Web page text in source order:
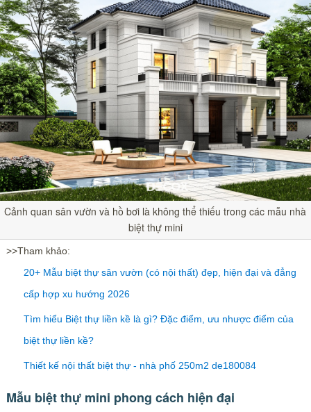
Cảnh quan sân vườn và hồ bơi là không thể thiếu trong các mẫu nhà
biệt thự mini
>>Tham khảo:
20+ Mẫu biệt thự sân vườn (có nội thất) đẹp, hiện đại và đẳng
cấp hợp xu hướng 2026
Tìm hiểu Biệt thự liền kề là gì? Đặc điểm, ưu nhược điểm của
biệt thự liền kề?
Thiết kế nội thất biệt thự - nhà phố 250m2 de180084
Mẫu biệt thự mini phong cách hiện đại